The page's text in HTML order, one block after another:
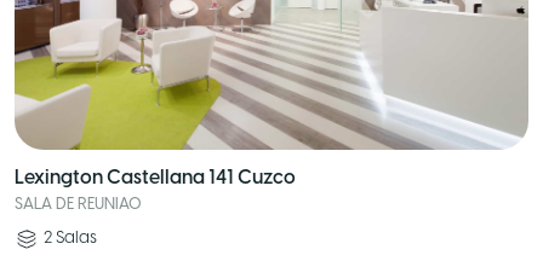
Lexington Castellana 141 Cuzco
SALA DE REUNIAO
2 Salas